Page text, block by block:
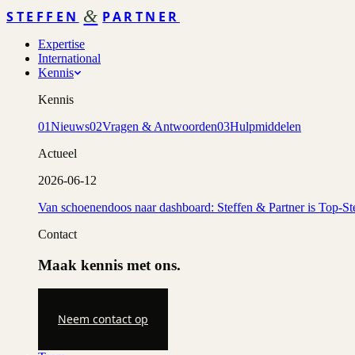
STEFFEN & PARTNER
Expertise
International
Kennis
Kennis
01Nieuws02Vragen & Antwoorden03Hulpmiddelen
Actueel
2026-06-12
Van schoenendoos naar dashboard: Steffen & Partner is Top-
Contact
Maak kennis met ons.
Neem contact op